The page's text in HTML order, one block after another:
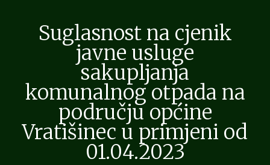
Suglasnost na cjenik
javne usluge
sakupljanja
komunalnog otpada na
području općine
Vratišinec u primjeni od
01.04.2023